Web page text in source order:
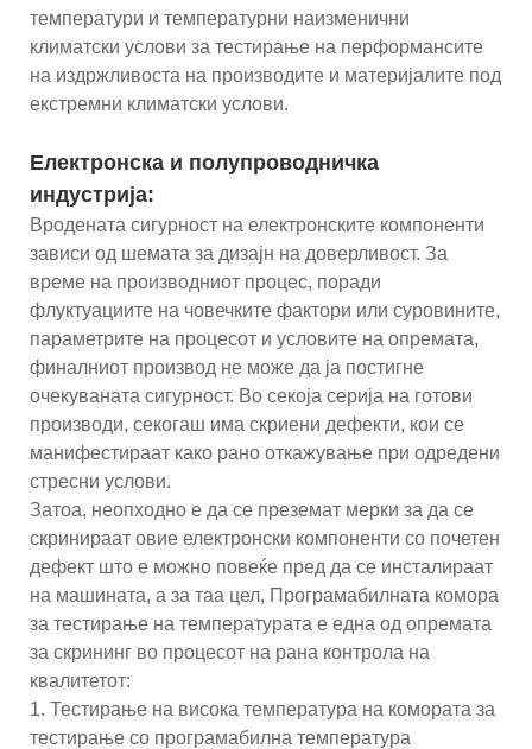
температури и температурни наизменични
климатски услови за тестирање на перформансите
на издржливоста на производите и материјалите под
екстремни климатски услови.
Електронска и полупроводничка
индустрија:
Вродената сигурност на електронските компоненти
зависи од шемата за дизајн на доверливост. За
време на производниот процес, поради
флуктуациите на човечките фактори или суровините,
параметрите на процесот и условите на опремата,
финалниот производ не може да ја постигне
очекуваната сигурност. Во секоја серија на готови
производи, секогаш има скриени дефекти, кои се
манифестираат како рано откажување при одредени
стресни услови.
Затоа, неопходно е да се преземат мерки за да се
скринираат овие електронски компоненти со почетен
дефект што е можно повеќе пред да се инсталираат
на машината, а за таа цел, Програмабилната комора
за тестирање на температурата е една од опремата
за скрининг во процесот на рана контрола на
квалитетот:
1. Тестирање на висока температура на комората за
тестирање со програмабилна температура